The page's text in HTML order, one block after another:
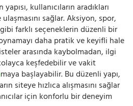
kullanıcıların aradıkları
sağlar. Aksiyon, spor,
farklı seçeneklerin düzenli bir
daha pratik ve keyifli hale
arasında kaybolmadan, ilgi
keşfedebilir ve vakit
maya başlayabilir. Bu düzenli yapı,
siteye hızlıca alışmasını sağlar
için konforlu bir deneyim